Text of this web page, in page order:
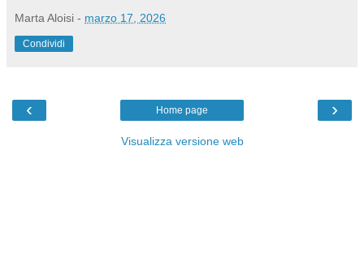
Marta Aloisi - marzo 17, 2026
Condividi
‹ ›
Home page
Visualizza versione web